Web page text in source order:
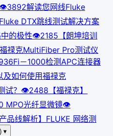
👁3892解读您网线Fluke
Fluke DTX跳线测试解决方案
的极性👁2185 【朗坤培训
禄克MultiFiber Pro测试仪
6Fi－1000检测APC连接器
及如何使用福禄克
？ 👁2488 【福禄克】
MPO光纤显微镜👁
品线解析】FLUKE 网络测
▾